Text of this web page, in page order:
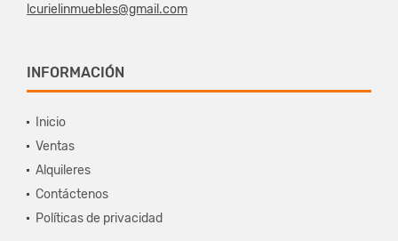
lcurielinmuebles@gmail.com
INFORMACIÓN
Inicio
Ventas
Alquileres
Contáctenos
Políticas de privacidad